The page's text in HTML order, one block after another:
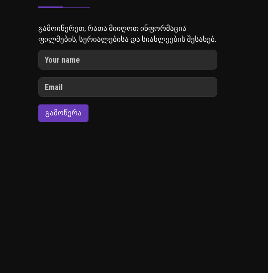
გამოიწერეთ, რათა მიიღოთ ინფორმაცია
ფილმების, სერიალებისა და სიახლეების შესახებ.
ᲒᲐᲛᲝᲬᲔᲠᲐ